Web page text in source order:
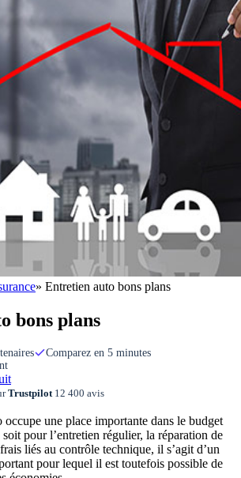
» Entretien auto bons plans
bons plans
Comparez en 5 minutes
Trustpilot12 400 avis
occupe une place importante dans le budget
soit pour l’entretien régulier, la réparation de
liés au contrôle technique, il s’agit d’un
pour lequel il est toutefois possible de